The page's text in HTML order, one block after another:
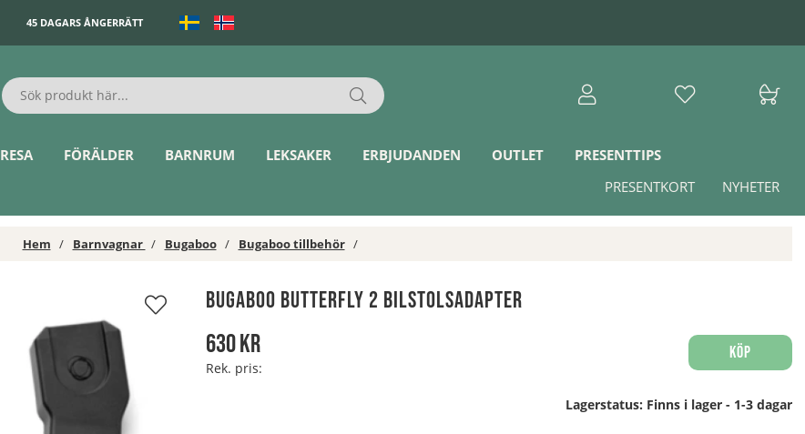
45 DAGARS ÅNGERRÄTT
RESA FÖRÄLDER BARNRUM LEKSAKER ERBJUDANDEN OUTLET
PRESENTTIPS
NYHETER
PRESENTKORT
Hem Barnvagnar Bugaboo Bugaboo tillbehör
Bugaboo Butterfly 2 Bilstolsadapter
630kr
Rek. pris:
Köp
Lagerstatus: Finns i lager - 1-3 dagar